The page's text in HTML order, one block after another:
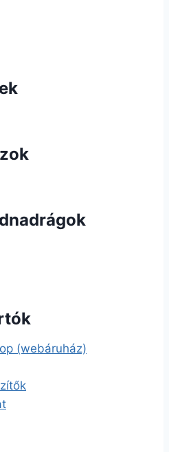
(webáruház)